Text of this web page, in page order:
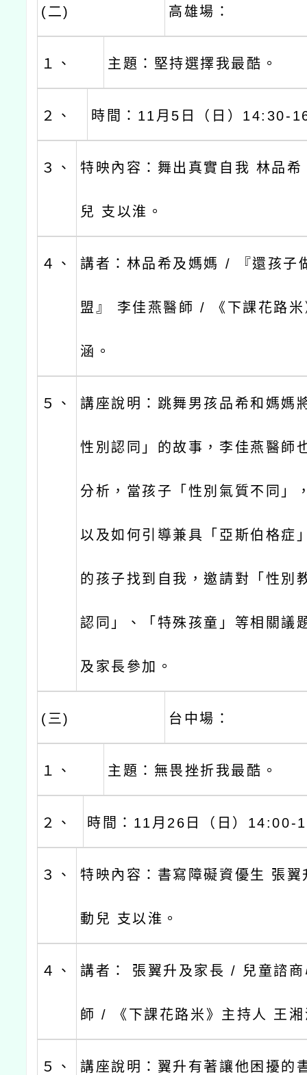
(二) 高雄場：
１、 主題：堅持選擇我最酷。
２、 時間：11月5日（日）14:30-
３、 特映內容：舞出真實自我 林品
兒 支以淮。
４、 講者：林品希及媽媽 / 『還孩子
盟』 李佳燕醫師 / 《下課花路
涵。
５、 講座說明：跳舞男孩品希和媽媽
性別認同」的故事，李佳燕醫師
分析，當孩子「性別氣質不同」
以及如何引導兼具「亞斯伯格症
的孩子找到自我，邀請對「性別
認同」、「特殊孩童」等相關議
及家長參加。
(三) 台中場：
１、 主題：無畏挫折我最酷。
２、 時間：11月26日（日）14:00-
３、 特映內容：書寫障礙資優生 張
動兒 支以淮。
４、 講者： 張翼升及家長 / 兒童諮
師 / 《下課花路米》主持人 王
５、 講座說明：翼升有著讓他困擾的